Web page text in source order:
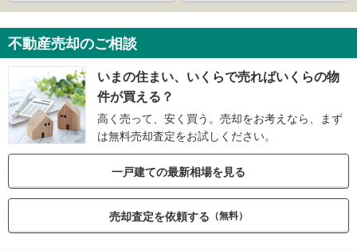
不動産売却のご相談
いまの住まい、いくらで売ればいくらの物
件が買える？
高く売って、安く買う。売却をお考えなら、まず
は無料売却査定をお試しください。
一戸建ての最新相場を見る
売却査定を依頼する （無料）